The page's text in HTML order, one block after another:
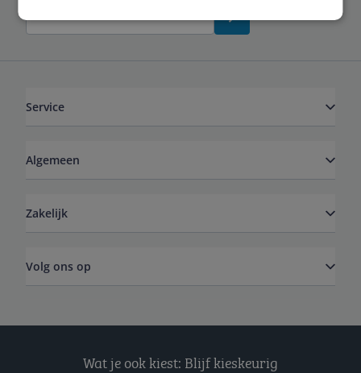
Service
Algemeen
Zakelijk
Volg ons op
Wat je ook kiest: Blijf kieskeurig